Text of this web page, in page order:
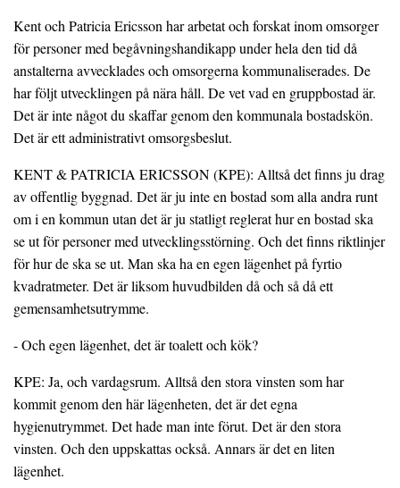
Kent och Patricia Ericsson har arbetat och forskat inom omsorger
för personer med begåvningshandikapp under hela den tid då
anstalterna avvecklades och omsorgerna kommunaliserades. De
har följt utvecklingen på nära håll. De vet vad en gruppbostad är.
Det är inte något du skaffar genom den kommunala bostadskön.
Det är ett administrativt omsorgsbeslut.
KENT & PATRICIA ERICSSON (KPE): Alltså det finns ju drag
av offentlig byggnad. Det är ju inte en bostad som alla andra runt
om i en kommun utan det är ju statligt reglerat hur en bostad ska
se ut för personer med utvecklingsstörning. Och det finns riktlinjer
för hur de ska se ut. Man ska ha en egen lägenhet på fyrtio
kvadratmeter. Det är liksom huvudbilden då och så då ett
gemensamhetsutrymme.
- Och egen lägenhet, det är toalett och kök?
KPE: Ja, och vardagsrum. Alltså den stora vinsten som har
kommit genom den här lägenheten, det är det egna
hygienutrymmet. Det hade man inte förut. Det är den stora
vinsten. Och den uppskattas också. Annars är det en liten
lägenhet.